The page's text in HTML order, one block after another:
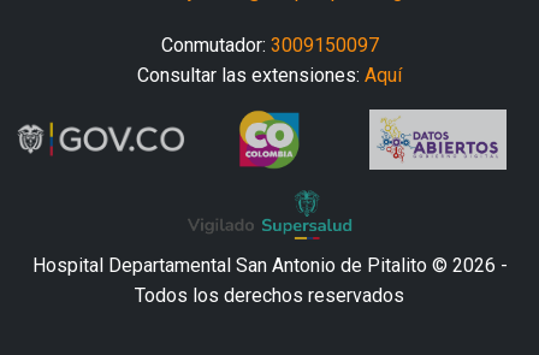
Conmutador: 3009150097
Consultar las extensiones: Aquí
Hospital Departamental San Antonio de Pitalito © 2026 -
Todos los derechos reservados